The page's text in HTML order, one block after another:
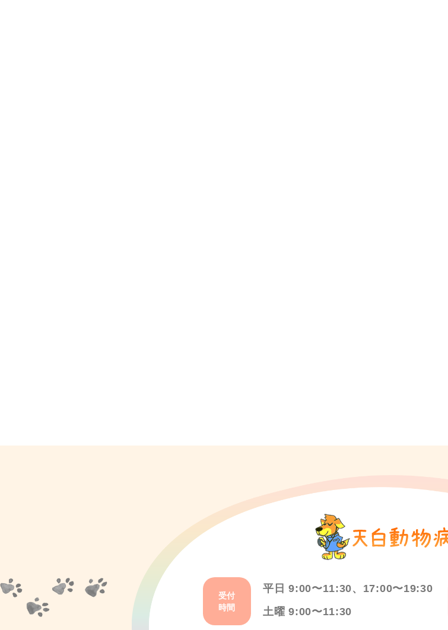
受付
時間
平日 9:00〜11:30、17:00〜19:30
土曜 9:00〜11:30